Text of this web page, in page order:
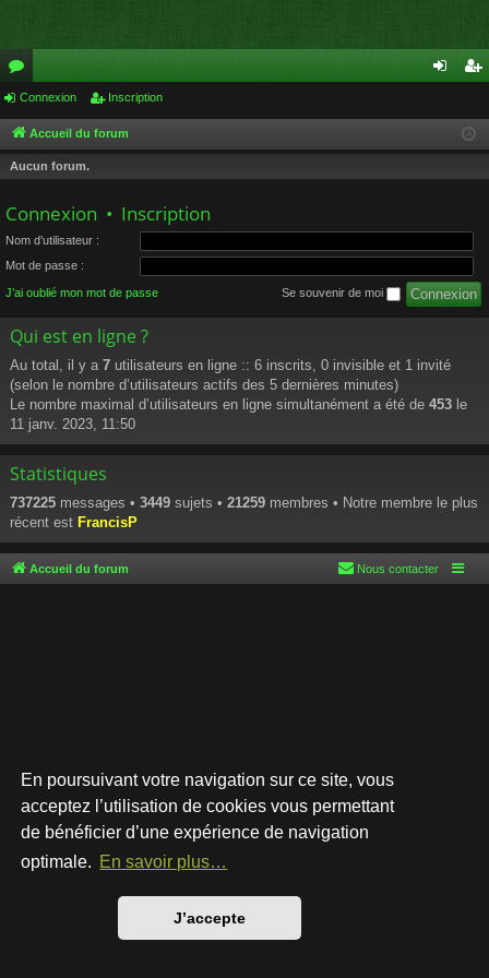
En poursuivant votre navigation sur ce site, vous
acceptez l’utilisation de cookies vous permettant
de bénéficier d’une expérience de navigation
optimale. En savoir plus…
J’accepte
or
u
m
cri
Connexion Inscription
Accueil du forum
Aucun forum.
Connexion • Inscription
Nom d’utilisateur :
Mot de passe :
J’ai oublié mon mot de passe Se souvenir de moi
Qui est en ligne ?
Au total, il y a 7 utilisateurs en ligne :: 6 inscrits, 0 invisible et 1 invité
(selon le nombre d’utilisateurs actifs des 5 dernières minutes)
Le nombre maximal d’utilisateurs en ligne simultanément a été de 453 le
11 janv. 2023, 11:50
Statistiques
737225 messages • 3449 sujets • 21259 membres • Notre membre le plus
récent est FrancisP
Accueil du forum Nous contacter
Développé parphpBB® Forum Software © phpBB Limited
Style par
Traduction française officielle